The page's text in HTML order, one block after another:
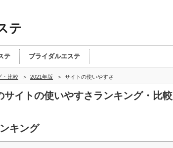
テ
テ ブライダルエステ
・比較 2021年版 サイトの使いやすさ
サイトの使いやすさランキング・比較
キング